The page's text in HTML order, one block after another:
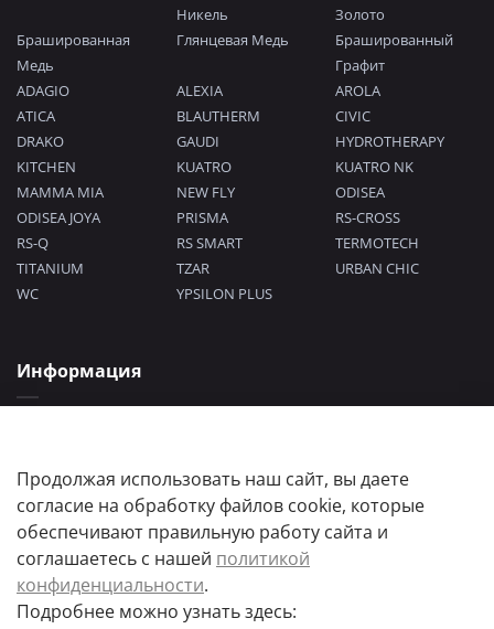
Никель
Золото
Брашированная
Медь
Глянцевая Медь
Брашированный
Графит
ADAGIO
ALEXIA
AROLA
ATICA
BLAUTHERM
CIVIC
DRAKO
GAUDI
HYDROTHERAPY
KITCHEN
KUATRO
KUATRO NK
MAMMA MIA
NEW FLY
ODISEA
ODISEA JOYA
PRISMA
RS-CROSS
RS-Q
RS SMART
TERMOTECH
TITANIUM
TZAR
URBAN CHIC
WC
YPSILON PLUS
Информация
Пользовательское соглашение
Цены товаров и их количество, а так же комплектация и цвета носят
Продолжая использовать наш сайт, вы даете
согласие на обработку файлов cookie, которые
обеспечивают правильную работу сайта и
соглашаетесь с нашей политикой
конфиденциальности.
Подробнее можно узнать здесь: